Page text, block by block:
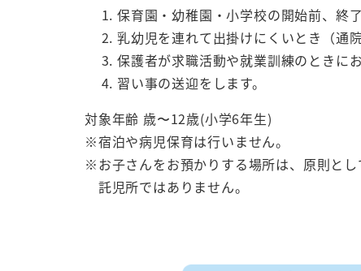
保育園・幼稚園・小学校の開始前、終
乳幼児を連れて出掛けにくいとき（通
保護者が求職活動や就業訓練のときにお
習い事の送迎をします。
対象年齢 歳〜12歳(小学6年生)
※宿泊や病児保育は行いません。
※お子さんをお預かりする場所は、原則とし
託児所ではありません。